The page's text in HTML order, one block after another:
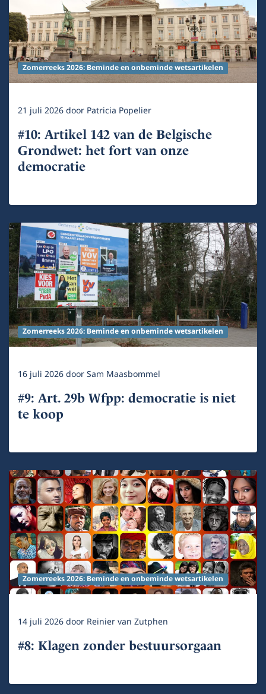
Zomerreeks 2026: Beminde en onbeminde wetsartikelen
21 juli 2026door Patricia Popelier
#10: Artikel 142 van de Belgische
Grondwet: het fort van onze
democratie
Zomerreeks 2026: Beminde en onbeminde wetsartikelen
16 juli 2026doorSam Maasbommel
#9: Art. 29b Wfpp: democratie is niet
te koop
Zomerreeks 2026: Beminde en onbeminde wetsartikelen
14 juli 2026door Reinier van Zutphen
#8: Klagen zonder bestuursorgaan